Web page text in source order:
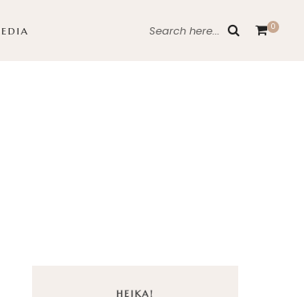
Search here... 0
HEJKA!